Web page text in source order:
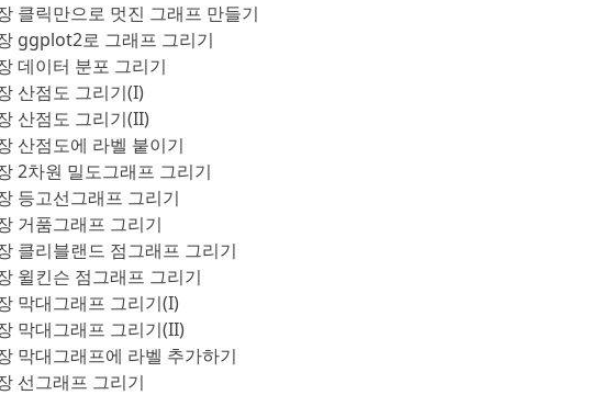
클릭만으로 멋진 그래프 만들기
ggplot2로 그래프 그리기
데이터 분포 그리기
산점도 그리기(I)
산점도 그리기(II)
산점도에 라벨 붙이기
2차원 밀도그래프 그리기
등고선그래프 그리기
거품그래프 그리기
클리블랜드 점그래프 그리기
윌킨슨 점그래프 그리기
막대그래프 그리기(I)
막대그래프 그리기(II)
막대그래프에 라벨 추가하기
선그래프 그리기